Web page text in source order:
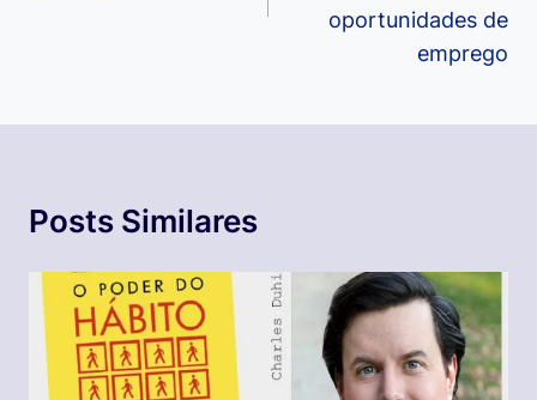
oportunidades de
emprego
Posts Similares